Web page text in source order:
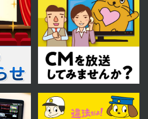
2024年 12月 21日 放送